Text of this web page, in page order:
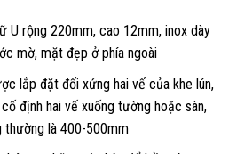
U rộng 220mm, cao 12mm, inox dày
mờ, mặt đẹp ở phía ngoài
lắp đặt đối xứng hai vế của khe lún,
định hai vế xuống tường hoặc sàn,
thường là 400-500mm